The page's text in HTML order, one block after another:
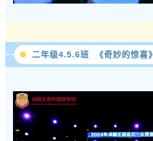
二年级4.5.6班 《奇妙的惊喜》